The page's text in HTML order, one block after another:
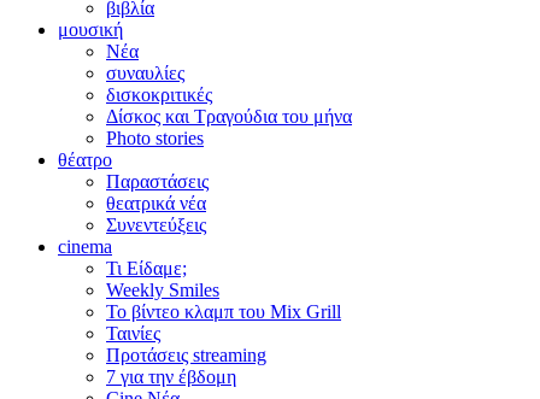
βιβλία
μουσική
Νέα
συναυλίες
δισκοκριτικές
Δίσκος και Τραγούδια του μήνα
Photo stories
θέατρο
Παραστάσεις
θεατρικά νέα
Συνεντεύξεις
cinema
Τι Είδαμε;
Weekly Smiles
Το βίντεο κλαμπ του Mix Grill
Ταινίες
Προτάσεις streaming
7 για την έβδομη